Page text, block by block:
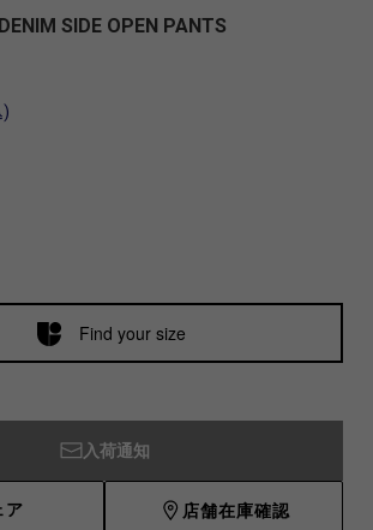
SIDE OPEN PANTS
)
Find your size
入荷通知
ア 店舗在庫確認